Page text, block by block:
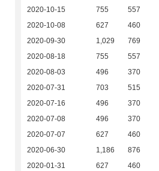
2020-10-15 755 557
2020-10-08 627 460
2020-09-30 1,029 769
2020-08-18 755 557
2020-08-03 496 370
2020-07-31 703 515
2020-07-16 496 370
2020-07-08 496 370
2020-07-07 627 460
2020-06-30 1,186 876
2020-01-31 627 460